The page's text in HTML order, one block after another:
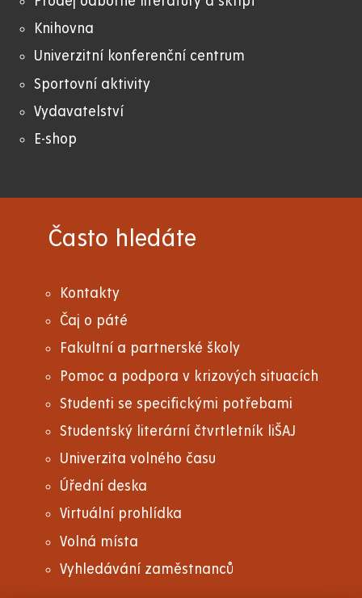
Knihovna
Univerzitní konferenční centrum
Sportovní aktivity
Vydavatelství
E-shop
Často hledáte
Kontakty
Čaj o páté
Fakultní a partnerské školy
Pomoc a podpora v krizových situacích
Studenti se specifickými potřebami
Studentský literární čtvrtletník liŠAJ
Univerzita volného času
Úřední deska
Virtuální prohlídka
Volná místa
Vyhledávání zaměstnanců